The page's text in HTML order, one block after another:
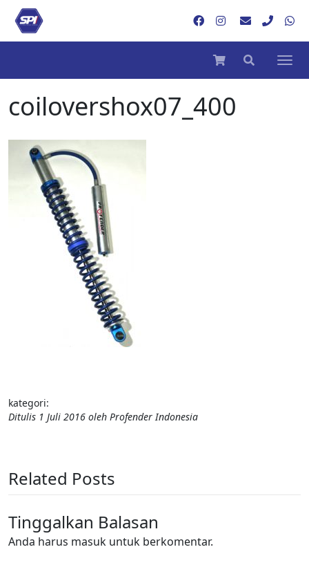
coilovershox07_400
kategori:
Ditulis 1 Juli 2016 oleh Profender Indonesia
Related Posts
Tinggalkan Balasan
Anda harus masuk untuk berkomentar.